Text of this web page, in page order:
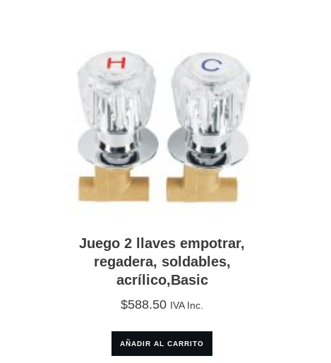
Juego 2 llaves empotrar,
regadera, soldables,
acrílico,Basic
$588.50 IVA Inc.
AÑADIR AL CARRITO